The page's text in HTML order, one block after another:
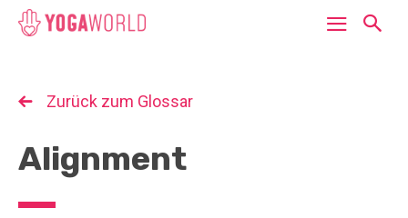
Zurück zum Glossar
Alignment